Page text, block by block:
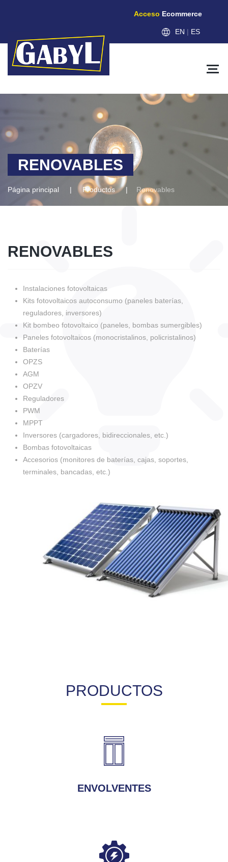
RENOVABLES
Página principal Productos Renovables
RENOVABLES
Instalaciones fotovoltaicas
Kits fotovoltaicos autoconsumo (paneles baterías,
reguladores, inversores)
Kit bombeo fotovoltaico (paneles, bombas sumergibles)
Paneles fotovoltaicos (monocristalinos, policristalinos)
Baterías
OPZS
AGM
OPZV
Reguladores
PWM
MPPT
Inversores (cargadores, bidireccionales, etc.)
Bombas fotovoltaicas
Accesorios (monitores de baterías, cajas, soportes,
terminales, bancadas, etc.)
PRODUCTOS
ENVOLVENTES
Acceso Ecommerce
EN | ES